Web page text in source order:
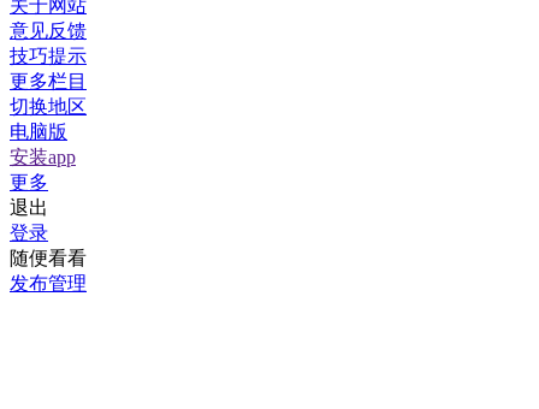
关于网站
意见反馈
技巧提示
更多栏目
切换地区
电脑版
安装app
更多
退出
登录
随便看看
发布管理